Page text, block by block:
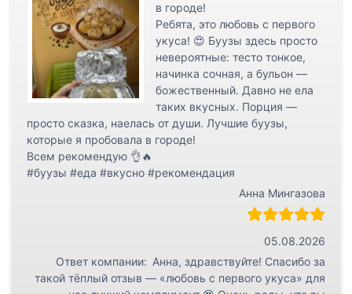
в городе!
Ребята, это любовь с первого
укуса! 😍 Буузы здесь просто
невероятные: тесто тонкое,
начинка сочная, а бульон —
божественный. Давно не ела
таких вкусных. Порция —
просто сказка, наелась от души. Лучшие буузы,
которые я пробовала в городе!
Всем рекомендую 👌🔥
#буузы #еда #вкусно #рекомендация
Анна Мингазова
05.08.2026
Ответ компании: Анна, здравствуйте! Спасибо за
такой тёплый отзыв — «любовь с первого укуса» для